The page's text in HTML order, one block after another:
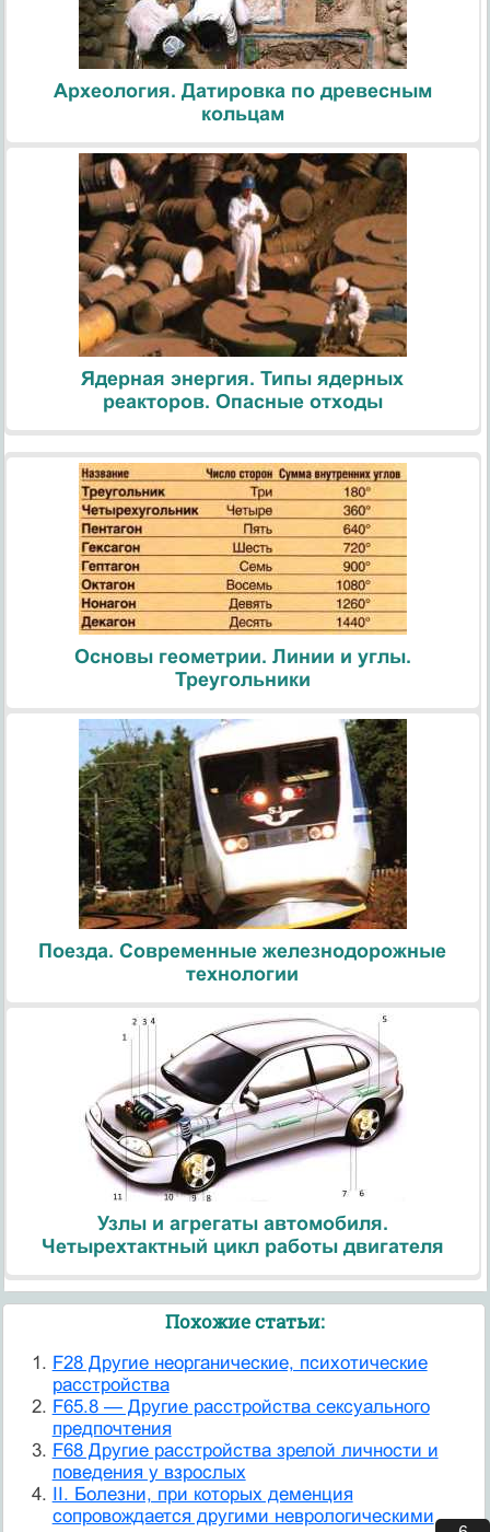
Археология. Датировка по древесным
кольцам
Ядерная энергия. Типы ядерных
реакторов. Опасные отходы
Основы геометрии. Линии и углы.
Треугольники
Поезда. Современные железнодорожные
технологии
Узлы и агрегаты автомобиля.
Четырехтактный цикл работы двигателя
Похожие статьи:
F28 Другие неорганические, психотические
расстройства
F65.8 — Другие расстройства сексуального
предпочтения
F68 Другие расстройства зрелой личности и
поведения у взрослых
II. Болезни, при которых деменция
сопровождается другими неврологическими